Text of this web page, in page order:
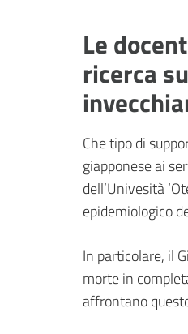
Le
ricerca
Che tipo di
giapponese ai
dell’Univesità
epidemiologico
In particolare, il
morte in
affrontano